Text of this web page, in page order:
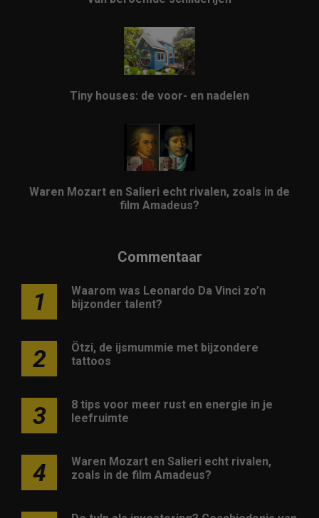
Tiny houses: de voor- en nadelen
Waren Mozart en Salieri echt rivalen, zoals in de
film Amadeus?
Commentaar
1
Waarom was Leonardo Da Vinci zo’n
bijzonder talent?
2
Ötzi, de ijsmummie met bijzondere
tattoos
3
8 tips voor meer rust en energie in je
leefruimte
4
Waren Mozart en Salieri echt rivalen,
zoals in de film Amadeus?